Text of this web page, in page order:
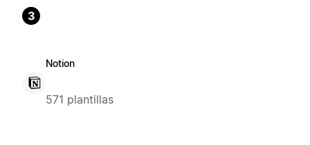
3
Notion
571 plantillas